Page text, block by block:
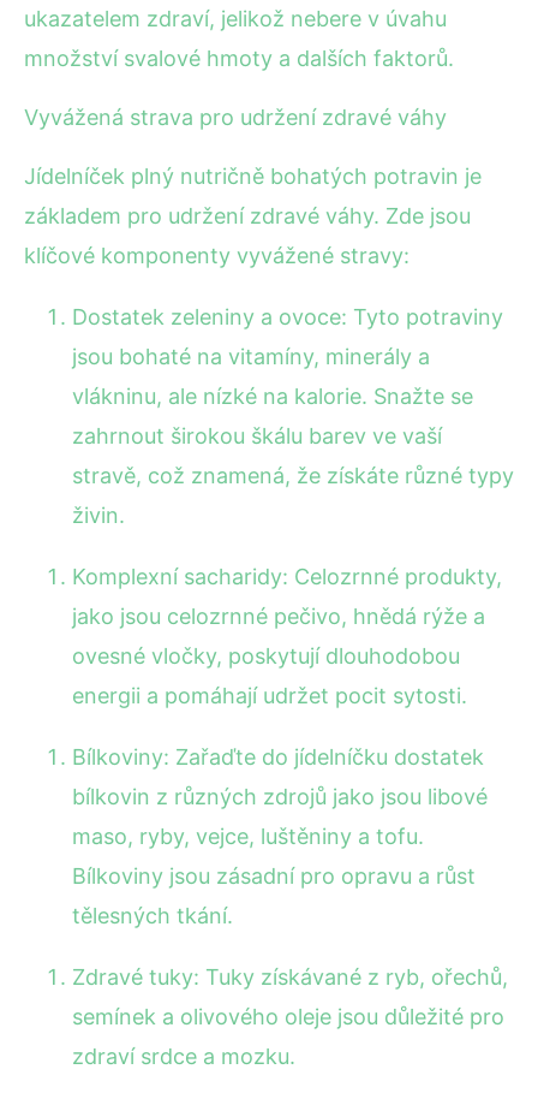
ukazatelem zdraví, jelikož nebere v úvahu
množství svalové hmoty a dalších faktorů.
Vyvážená strava pro udržení zdravé váhy
Jídelníček plný nutričně bohatých potravin je
základem pro udržení zdravé váhy. Zde jsou
klíčové komponenty vyvážené stravy:
Dostatek zeleniny a ovoce: Tyto potraviny
jsou bohaté na vitamíny, minerály a
vlákninu, ale nízké na kalorie. Snažte se
zahrnout širokou škálu barev ve vaší
stravě, což znamená, že získáte různé typy
živin.
Komplexní sacharidy: Celozrnné produkty,
jako jsou celozrnné pečivo, hnědá rýže a
ovesné vločky, poskytují dlouhodobou
energii a pomáhají udržet pocit sytosti.
Bílkoviny: Zařaďte do jídelníčku dostatek
bílkovin z různých zdrojů jako jsou libové
maso, ryby, vejce, luštěniny a tofu.
Bílkoviny jsou zásadní pro opravu a růst
tělesných tkání.
Zdravé tuky: Tuky získávané z ryb, ořechů,
semínek a olivového oleje jsou důležité pro
zdraví srdce a mozku.